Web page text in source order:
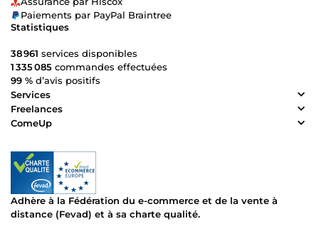
Paiements par PayPal Braintree
Statistiques
38 961 services disponibles
1 335 085 commandes effectuées
99 % d’avis positifs
Services
Freelances
ComeUp
Adhère à la Fédération du e-commerce et de la vente à
distance (Fevad) et à sa charte qualité.